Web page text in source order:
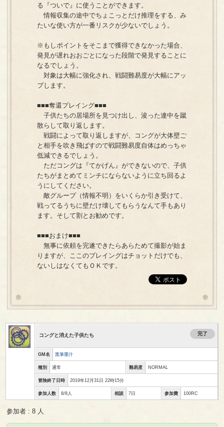
る『ついで』に使うことができます。
情報収集の途中でちょこっとだけ推理をする、み
たいな使い方が一番リスクが少ないでしょう。
※もしポイントをそこまで獲得できなかった場合、
発見が遅れおおごとになった段階で発見することに
なるでしょう。
対象は大幅に強化され、戦闘難易度が大幅にアッ
プします。
■■■奪還プレイング■■■
子供たちの居場所を見つけ出し、浚った連中を蹴
散らして取り返します。
戦闘によって取り返しますが、コングが大体壁ご
と相手を吹き飛ばすので戦闘難易度自体はめっちゃ
低減できるでしょう。
ただコングは『てかげん』ができないので、子供
たちがまとめてミンチにならないように立ち回るよ
うにしてください。
敵グループ（情報不明）をいくらか引き受けて、
戦ってるうちに壁だけ壊してもらうなんて手もあり
ます。そして割とお勧めです。
■■■おまけ■■■
無事に依頼を完遂できたらあらためて撮影が始ま
りますが、ここのプレイングはチョットだけでも、
ないしはなくてもＯＫです。
コングと消えた子供たち 完了
GM名 黒筆墨汁
種別 通常 難易度 NORMAL
冒険終了日時 2019年12月31日 22時15分
参加人数 8/8人 相談 7日 参加費 100RC
参加者 : 8 人